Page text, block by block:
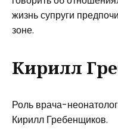
жизнь супруги
зоне.
Кирилл
Роль врача-
Кирилл Гребенщиков.